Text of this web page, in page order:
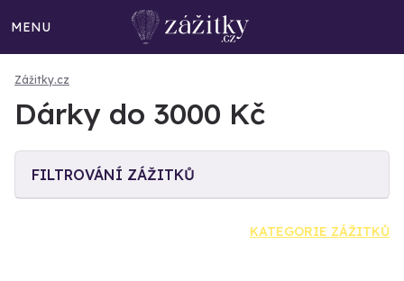
MENU
Zážitky.cz
Dárky do 3000 Kč
FILTROVÁNÍ ZÁŽITKŮ
KATEGORIE ZÁŽITKŮ